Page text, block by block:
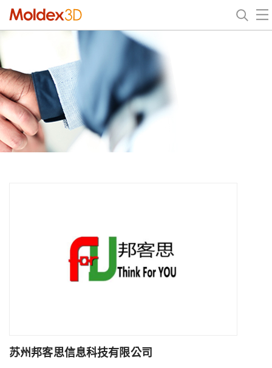
苏州邦客思信息科技有限公司